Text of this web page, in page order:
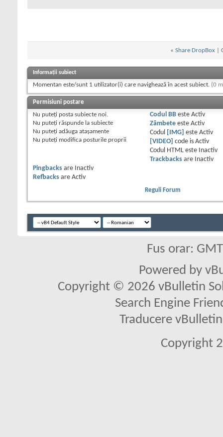
« Share DropBox
Informații subiect
Momentan este/sunt 1 utilizator(i) care navighează în acest subiect. (0
Permisiuni postare
Nu puteţi posta subiecte noi.
Nu puteţi răspunde la subiecte
Nu puteţi adăuga ataşamente
Nu puteţi modifica posturile proprii
Codul BBeste Activ
Zâmbeteeste Activ
Codul
[IMG] este Activ
[VIDEO] code is Activ
Codul HTML este
Inactiv
Trackbacksare
Inactiv
Pingbacks are
Inactiv
Refbacks are Activ
Reguli Forum
Fus orar:
Powered by
Copyright © 2026 vBulletin
Search Engine
Traducere
Copyright